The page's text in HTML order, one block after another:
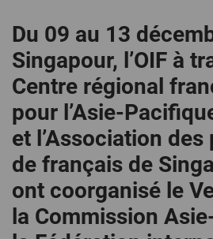
Du 09 au 13
Singapour, l’OIF à
Centre régional
pour l’Asie-
et l’Association
de français de
ont coorganisé le
la Commission